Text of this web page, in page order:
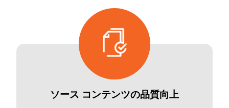
ソース コンテンツの品質向上